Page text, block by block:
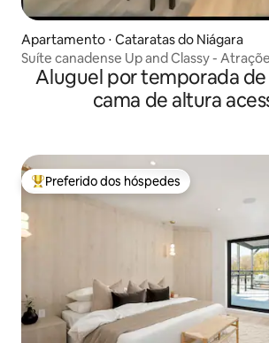
Apartamento ⋅ Cataratas do Niágara
Suíte canadense Up and Classy -
Aluguel por temporada de
cama de altura
Entre os melhores preferidos dos
Preferido dos hóspedes